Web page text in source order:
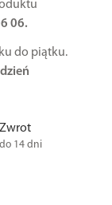
06.
do piątku.
Zwrot
do 14 dni